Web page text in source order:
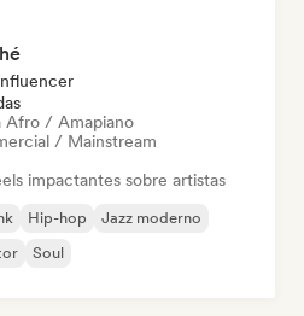
Afro / Amapiano
/ Mainstream
impactantes sobre artistas
Hip-hop
Jazz moderno
Soul